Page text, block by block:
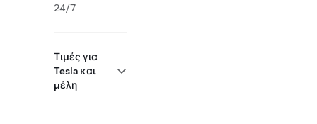
24/7
Τιμές για
Tesla και
μέλη